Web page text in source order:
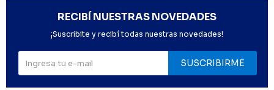
RECIBÍ NUESTRAS NOVEDADES
¡Suscribite y recibí todas nuestras novedades!
SUSCRIBIRME